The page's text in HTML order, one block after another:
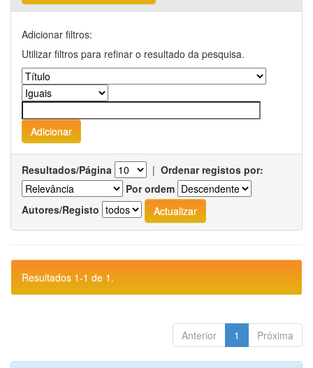
Adicionar filtros:
Utilizar filtros para refinar o resultado da pesquisa.
Resultados/Página | Ordenar registos por:
Por ordem
Autores/Registo
Resultados 1-1 de 1.
Anterior 1 Próxima